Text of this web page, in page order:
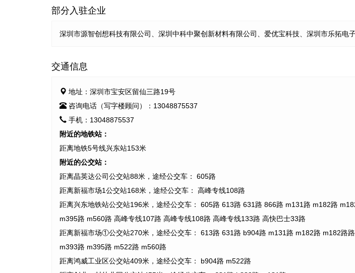
部分入驻企业
深圳市源智创想科技有限公司、深圳中科中聚创新材料有限公司、爱优宝科技、深圳市乐拓电
交通信息
地址：深圳市宝安区留仙三路19号
咨询电话（写字楼顾问）：13048875537
手机：13048875537
附近的地铁站：
距离地铁5号线兴东站153米
附近的公交站：
距离晶英达公司公交站88米，途经公交车： 605路
距离新福市场1公交站168米，途经公交车： 高峰专线108路
距离兴东地铁站公交站196米，途经公交车： 605路 613路 631路 866路 m131路 m182路
m395路 m560路 高峰专线107路 高峰专线108路 高峰专线133路 高快巴士33路
距离新福市场①公交站270米，途经公交车： 613路 631路 b904路 m131路 m182路 m182路
m393路 m395路 m522路 m560路
距离鸿威工业区公交站409米，途经公交车： b904路 m522路